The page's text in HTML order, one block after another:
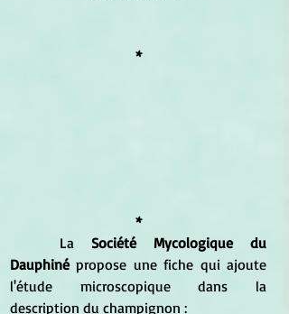
*
*
	La
Société Mycologique du
Dauphiné propose une fiche qui ajoute
l'étude microscopique dans la
description du champignon :